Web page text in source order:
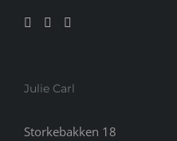
Julie Carl
Storkebakken 18